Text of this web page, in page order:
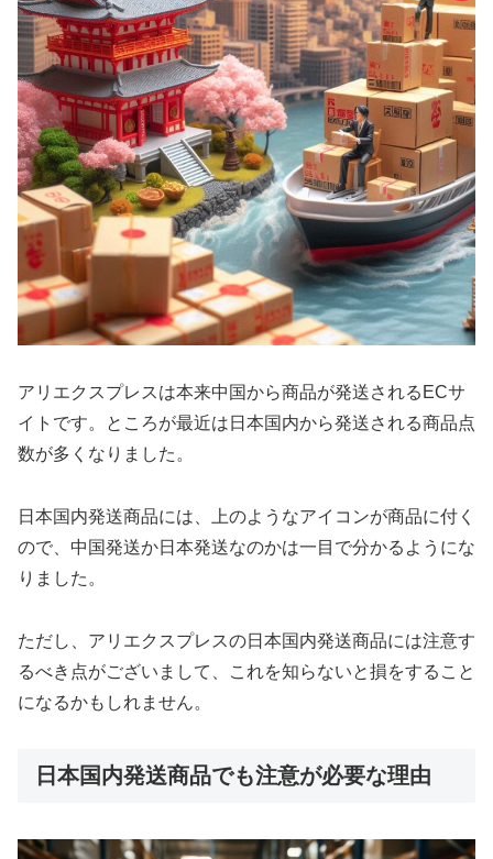
アリエクスプレスは本来中国から商品が発送されるECサ
イトです。ところが最近は日本国内から発送される商品点
数が多くなりました。
日本国内発送商品には、上のようなアイコンが商品に付く
ので、中国発送か日本発送なのかは一目で分かるようにな
りました。
ただし、アリエクスプレスの日本国内発送商品には注意す
るべき点がございまして、これを知らないと損をすること
になるかもしれません。
日本国内発送商品でも注意が必要な理由